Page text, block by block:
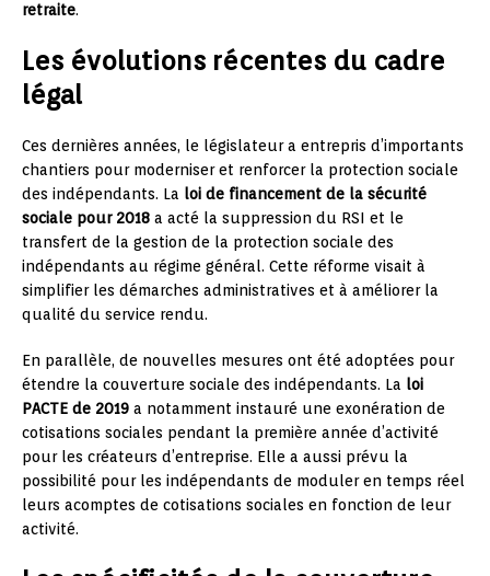
retraite.
Les évolutions récentes du cadre
légal
Ces dernières années, le législateur a entrepris d’importants
chantiers pour moderniser et renforcer la protection sociale
des indépendants. La loi de financement de la sécurité
sociale pour 2018 a acté la suppression du RSI et le
transfert de la gestion de la protection sociale des
indépendants au régime général. Cette réforme visait à
simplifier les démarches administratives et à améliorer la
qualité du service rendu.
En parallèle, de nouvelles mesures ont été adoptées pour
étendre la couverture sociale des indépendants. La loi
PACTE de 2019 a notamment instauré une exonération de
cotisations sociales pendant la première année d’activité
pour les créateurs d’entreprise. Elle a aussi prévu la
possibilité pour les indépendants de moduler en temps réel
leurs acomptes de cotisations sociales en fonction de leur
activité.